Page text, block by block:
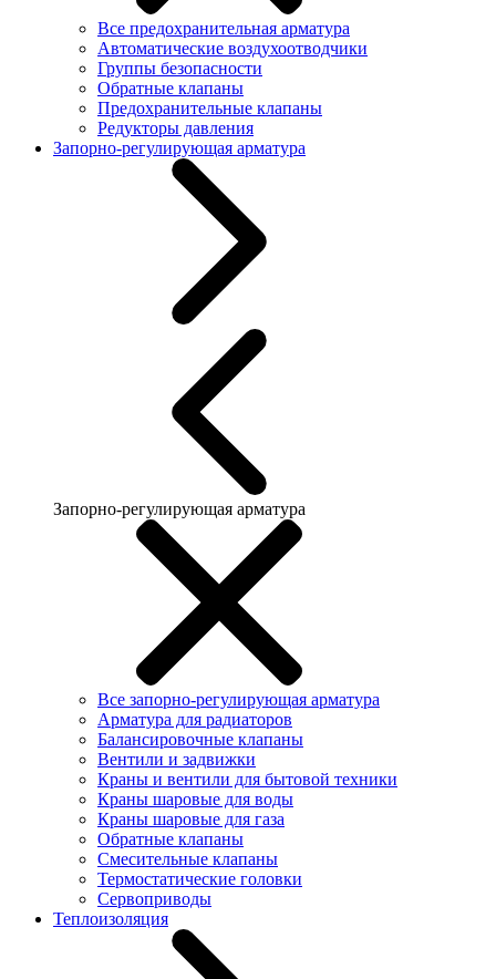
Все предохранительная арматура
Автоматические воздухоотводчики
Группы безопасности
Обратные клапаны
Предохранительные клапаны
Редукторы давления
Запорно-регулирующая арматура
Запорно-регулирующая арматура
Все запорно-регулирующая арматура
Арматура для радиаторов
Балансировочные клапаны
Вентили и задвижки
Краны и вентили для бытовой техники
Краны шаровые для воды
Краны шаровые для газа
Обратные клапаны
Смесительные клапаны
Термостатические головки
Сервоприводы
Теплоизоляция